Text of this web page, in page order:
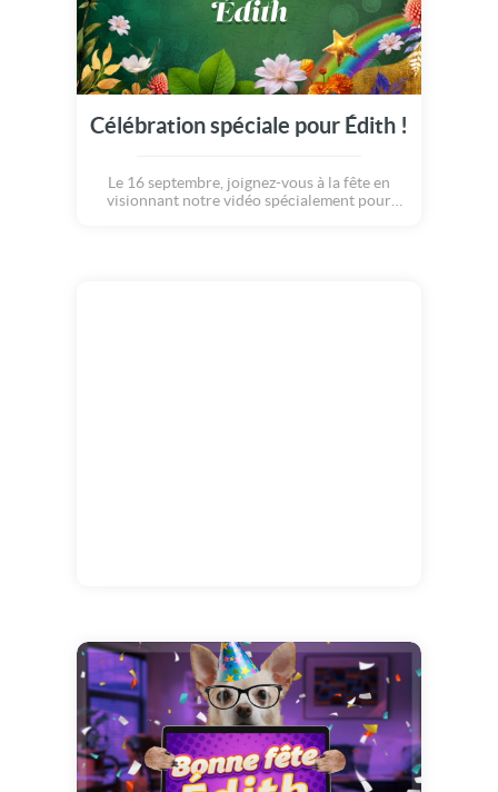
Célébration spéciale pour Édith !
Le 16 septembre, joignez-vous à la fête en
visionnant notre vidéo spécialement pour